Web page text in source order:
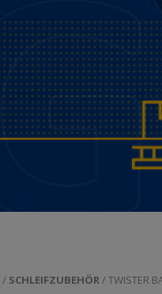
/ SCHLEIFZUBEHÖR/ TWISTER